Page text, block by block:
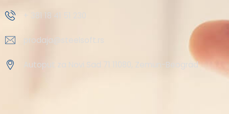
+ 381 18 41 51 230
prodaja@steelsoft.rs
Autoput za Novi Sad 71 11080, Zemun-Beograd